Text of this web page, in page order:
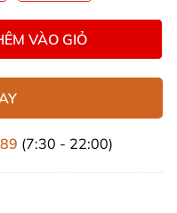
VÀO GIỎ
(7:30 - 22:00)